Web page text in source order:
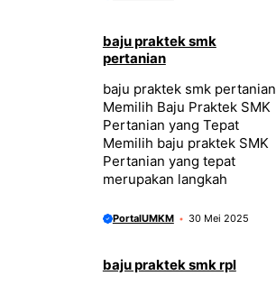
baju praktek smk
pertanian
baju praktek smk pertanian
Memilih Baju Praktek SMK
Pertanian yang Tepat
Memilih baju praktek SMK
Pertanian yang tepat
merupakan langkah
PortalUMKM 30 Mei 2025
baju praktek smk rpl